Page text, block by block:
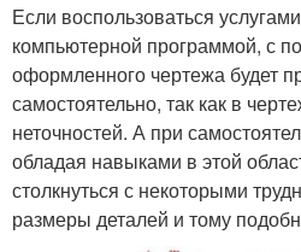
Если воспользоваться
компьютерной программой, с
оформленного чертежа будет
самостоятельно, так как в
неточностей. А при
обладая навыками в этой
столкнуться с некоторыми
размеры деталей и тому